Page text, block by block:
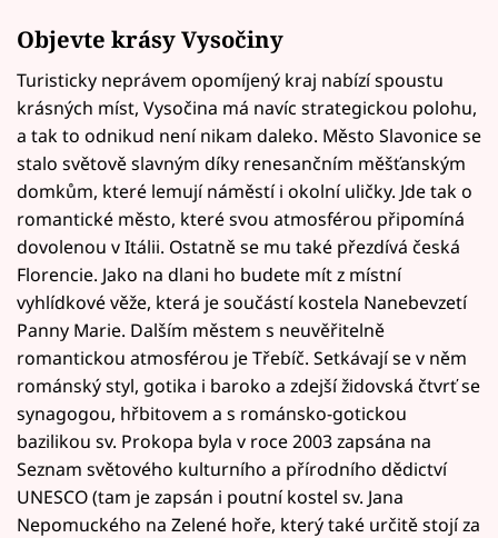
Objevte krásy Vysočiny
Turisticky neprávem opomíjený kraj nabízí spoustu
krásných míst, Vysočina má navíc strategickou polohu,
a tak to odnikud není nikam daleko. Město Slavonice se
stalo světově slavným díky renesančním měšťanským
domkům, které lemují náměstí i okolní uličky. Jde tak o
romantické město, které svou atmosférou připomíná
dovolenou v Itálii. Ostatně se mu také přezdívá česká
Florencie. Jako na dlani ho budete mít z místní
vyhlídkové věže, která je součástí kostela Nanebevzetí
Panny Marie. Dalším městem s neuvěřitelně
romantickou atmosférou je Třebíč. Setkávají se v něm
románský styl, gotika i baroko a zdejší židovská čtvrť se
synagogou, hřbitovem a s románsko-gotickou
bazilikou sv. Prokopa byla v roce 2003 zapsána na
Seznam světového kulturního a přírodního dědictví
UNESCO (tam je zapsán i poutní kostel sv. Jana
Nepomuckého na Zelené hoře, který také určitě stojí za